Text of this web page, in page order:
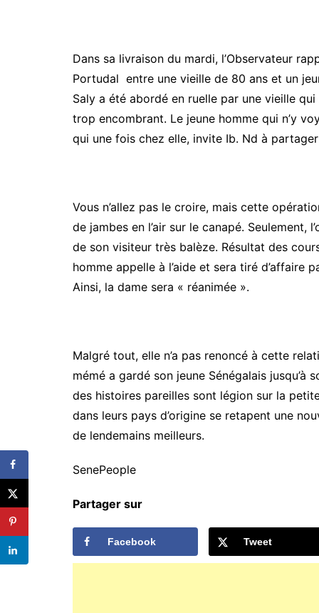
Dans sa livraison du mardi, l’Observateur
Portudal entre une vieille de 80 ans et un
Saly a été abordé en ruelle par une vieille qui
trop encombrant. Le jeune homme qui n’y
qui une fois chez elle, invite Ib. Nd à
Vous n’allez pas le croire, mais cette
de jambes en l’air sur le canapé. Seulement,
de son visiteur très balèze. Résultat des
homme appelle à l’aide et sera tiré d’affaire
Ainsi, la dame sera « réanimée ».
Malgré tout, elle n’a pas renoncé à cette
mémé a gardé son jeune Sénégalais
des histoires pareilles sont légion sur la
dans leurs pays d’origine se retapent une
de lendemains meilleurs.
SenePeople
Partager sur
Facebook Tweet